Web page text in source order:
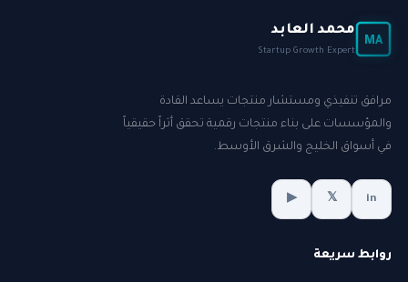
MA
محمد العابد
Startup Growth Expert
مرافق تنفيذي ومستشار منتجات يساعد القادة
والمؤسسات على بناء منتجات رقمية تحقق أثراً حقيقياً
في أسواق الخليج والشرق الأوسط.
in
𝕏
▶
روابط سريعة